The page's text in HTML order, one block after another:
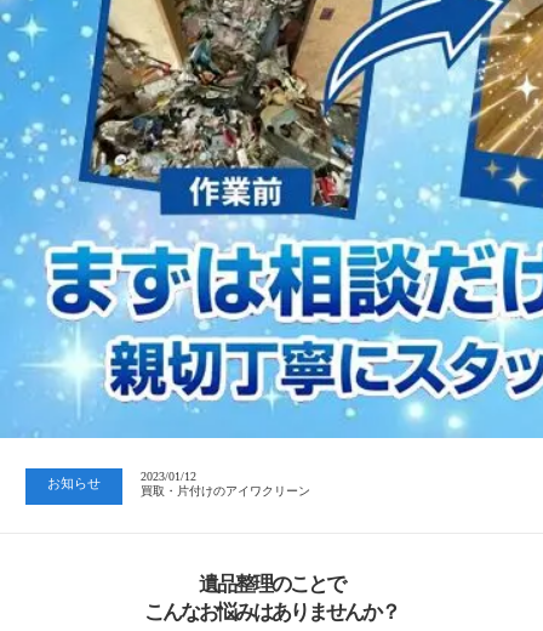
お知らせ
2023/01/12
買取・片付けのアイワクリーン
2023/07/24
中日新聞 岐阜版「空き家対策SOS」コーナーに掲載いただきまし…
2023/01/12
買取・片付けのアイワクリーン
遺品整理のことで
こんなお悩みはありませんか？